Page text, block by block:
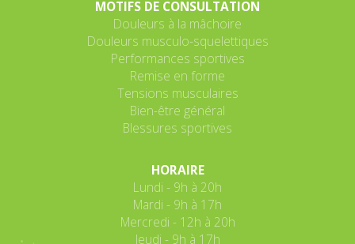
MOTIFS DE CONSULTATION
Douleurs à la mâchoire
Douleurs musculo-squelettiques
Performances sportives
Remise en forme
Tensions musculaires
Bien-être général
Blessures sportives
HORAIRE
Lundi - 9h à 20h
Mardi - 9h à 17h
Mercredi - 12h à 20h
Jeudi - 9h à 17h